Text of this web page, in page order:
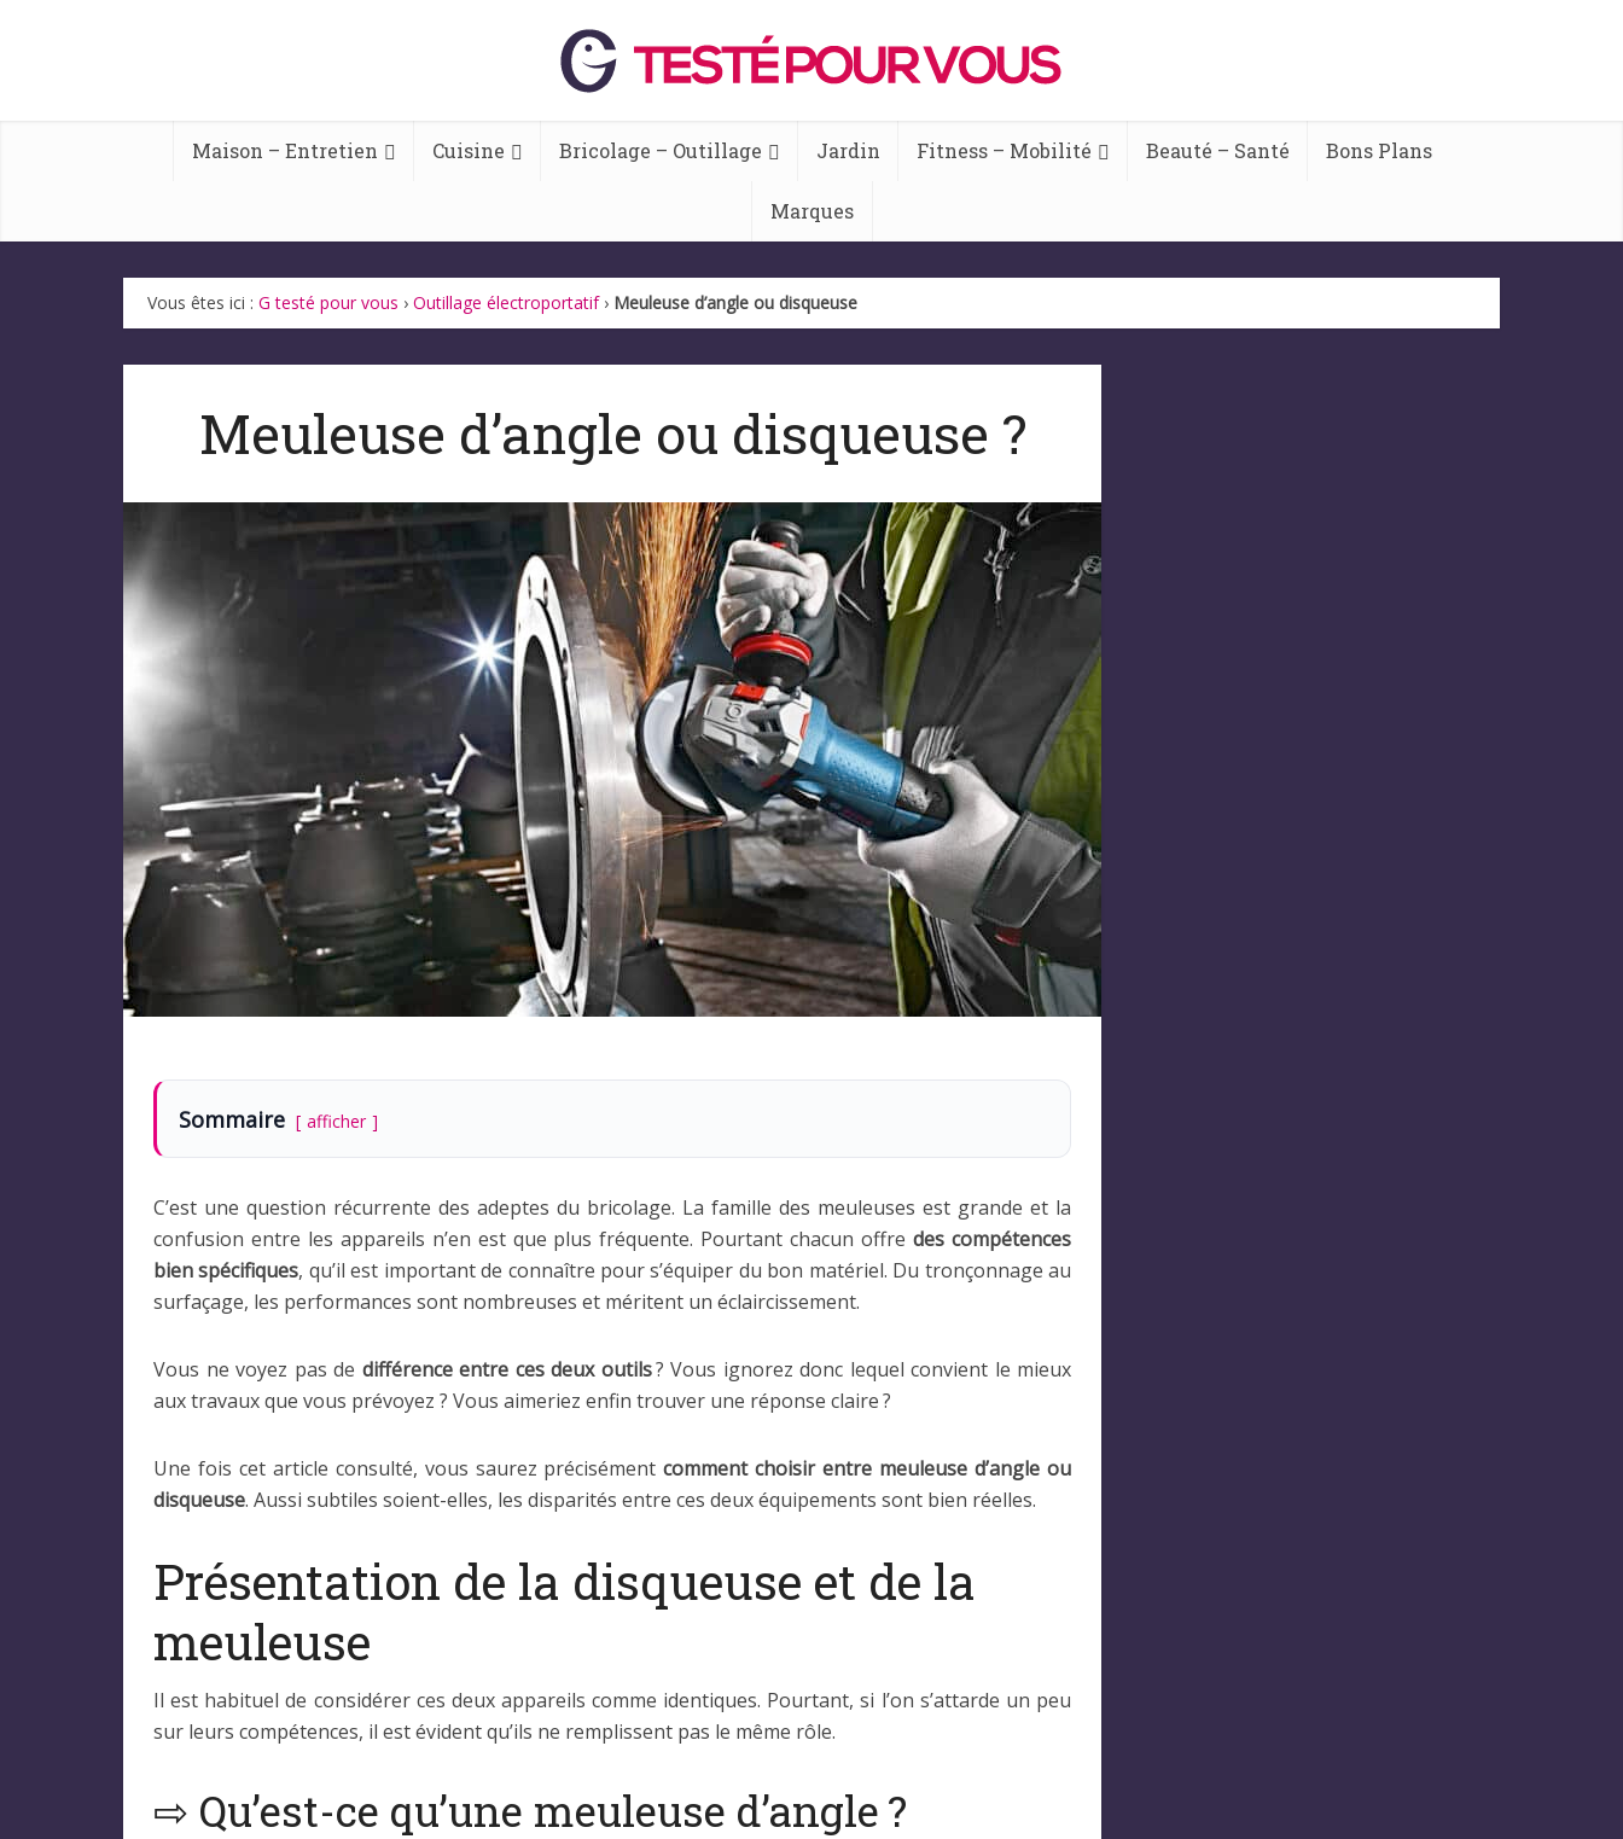
Maison – Entretien Cuisine Bricolage – Outillage Jardin Fitness – Mobilité Beauté – Santé Bons Plans
Marques
Vous êtes ici : G testé pour vous › Outillage électroportatif› Meuleuse d’angle ou disqueuse
Meuleuse d’angle ou disqueuse ?
Sommaire afficher
C’est une question récurrente des adeptes du bricolage. La famille des meuleuses est grande et la
confusion entre les appareils n’en est que plus fréquente. Pourtant chacun offredes compétences
bien spécifiques, qu’il est important de connaître pour s’équiper du bon matériel. Du tronçonnage au
surfaçage, les performances sont nombreuses et méritent un éclaircissement.
Vous ne voyez pas de différence entre ces deux outils? Vous ignorez donc lequel convient le mieux
aux travaux que vous prévoyez ? Vous aimeriez enfin trouver une réponse claire ?
Une fois cet article consulté, vous saurez précisémentcomment choisir entre meuleuse d’angle ou
disqueuse. Aussi subtiles soient-elles, les disparités entre ces deux équipements sont bien réelles.
Présentation de la disqueuse et de la
meuleuse
Il est habituel de considérer ces deux appareils comme identiques. Pourtant, si l’on s’attarde un peu
sur leurs compétences, il est évident qu’ils ne remplissent pas le même rôle.
⇨ Qu’est-ce qu’une meuleuse d’angle ?